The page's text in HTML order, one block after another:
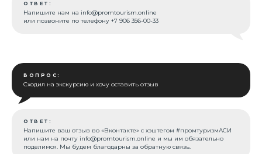
ОТВЕТ:
Напишите нам на info@promtourism.online
или позвоните по телефону +7 906 356-00-33
ВОПРОС:
Сходил на экскурсию и хочу оставить отзыв
ОТВЕТ:
Напишите ваш отзыв во «Вконтакте» с хэштегом #промтуризмАСИ
или нам на почту info@promtourism.online и мы им обязательно
поделимся. Мы будем благодарны за обратную связь.